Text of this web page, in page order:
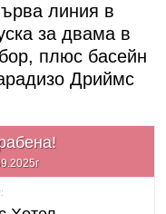
линия в
за двама в
плюс басейн
Дриймс